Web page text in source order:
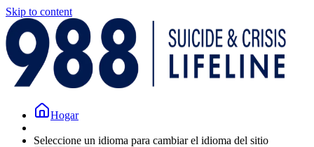
Skip to content
Hogar
Seleccione un idioma para cambiar el idioma del sitio